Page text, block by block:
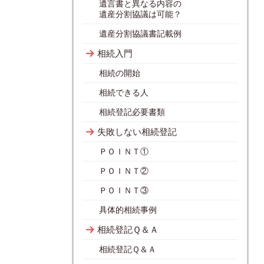
遺言書と異なる内容の
遺産分割協議は可能？
遺産分割協議書記載例
相続入門
相続の開始
相続できる人
相続登記必要書類
失敗しない相続登記
ＰＯＩＮＴ①
ＰＯＩＮＴ②
ＰＯＩＮＴ③
具体的相続事例
相続登記Ｑ＆Ａ
相続登記Ｑ＆Ａ